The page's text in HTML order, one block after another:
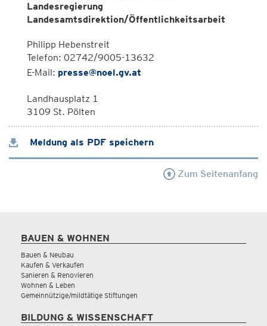
Landesregierung
Landesamtsdirektion/Öffentlichkeitsarbeit
Philipp Hebenstreit
Telefon: 02742/9005-13632
E-Mail: presse@noel.gv.at
Landhausplatz 1
3109 St. Pölten
Meldung als PDF speichern
Zum Seitenanfang
BAUEN & WOHNEN
Bauen & Neubau
Kaufen & Verkaufen
Sanieren & Renovieren
Wohnen & Leben
Gemeinnützige/mildtätige Stiftungen
BILDUNG & WISSENSCHAFT